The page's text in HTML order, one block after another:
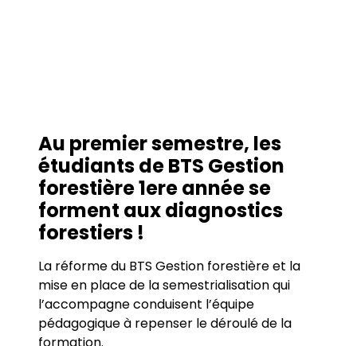
Au premier semestre, les
étudiants de BTS Gestion
forestière 1ere année se
forment aux diagnostics
forestiers !
La réforme du BTS Gestion forestière et la
mise en place de la semestrialisation qui
l’accompagne conduisent l’équipe
pédagogique à repenser le déroulé de la